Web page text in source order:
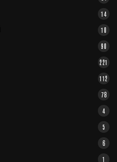
14
10
90
221
112
78
4
5
6
1